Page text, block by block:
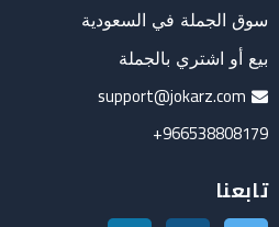
سوق الجملة في السعودية
بيع أو اشتري بالجملة
support@jokarz.com
966538808179+
تابعنا